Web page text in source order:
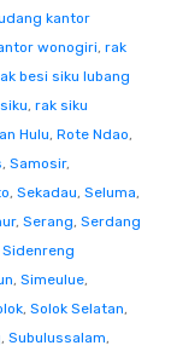
kantor
wonogiri, rak
besi siku lubang
, rak siku
Hulu, Rote Ndao,
, Samosir,
, Sekadau, Seluma,
, Serang, Serdang
Sidenreng
, Simeulue,
, Solok Selatan,
, Subulussalam,